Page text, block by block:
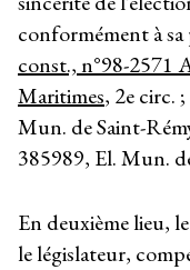
conformément à
const., n°98-2571
Maritimes, 2ecirc.
Mun. de Saint-
385989, El. Mun.
En deuxième lieu,
le législateur,